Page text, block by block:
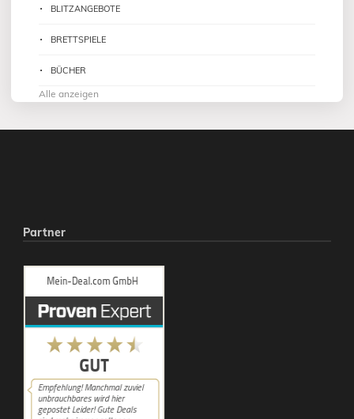
BLITZANGEBOTE
BRETTSPIELE
BÜCHER
Alle anzeigen
Partner